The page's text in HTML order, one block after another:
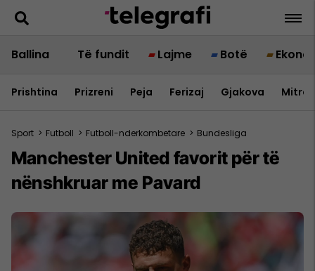
Ballina Të fundit Lajme Botë
Prishtina Prizreni Peja Ferizaj Gjakova
Sport > Futboll > Futboll-nderkombetare > Bundesliga
Manchester United favorit për të
nënshkruar me Pavard